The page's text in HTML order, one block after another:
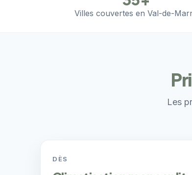
Villes couvertes en Val-de-
Les
DÈS